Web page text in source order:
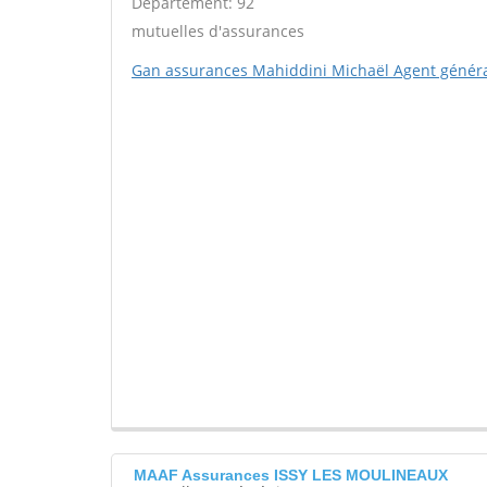
mutuelles d'assurances
Gan assurances Mahiddini Michaël Agent
MAAF Assurances ISSY LES MOULINEAUX